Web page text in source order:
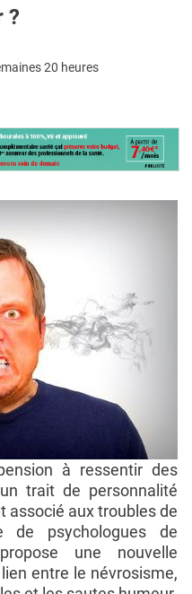
?
20 heures
à ressentir des
trait de personnalité
associé aux troubles de
de psychologues de
une nouvelle
entre le névrosisme,